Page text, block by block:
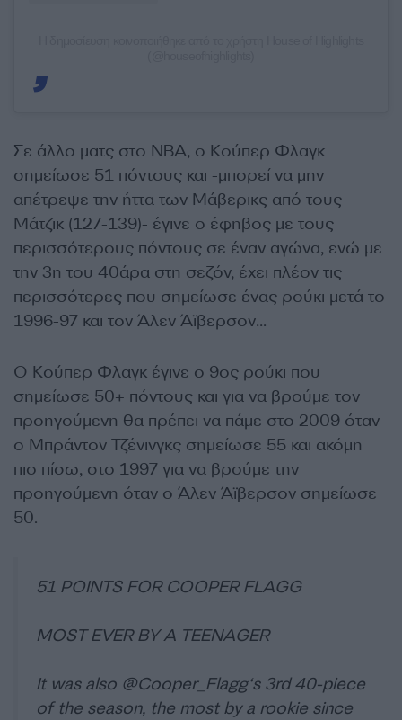
Σε άλλο ματς στο NBA, ο Κούπερ Φλαγκ
σημείωσε 51 πόντους και -μπορεί να μην
απέτρεψε την ήττα των Μάβερικς από τους
Μάτζικ (127-139)- έγινε ο έφηβος με τους
περισσότερους πόντους σε έναν αγώνα, ενώ με
την 3η του 40άρα στη σεζόν, έχει πλέον τις
περισσότερες που σημείωσε ένας ρούκι μετά το
1996-97 και τον Άλεν Άϊβερσον…
Ο Κούπερ Φλαγκ έγινε ο 9ος ρούκι που
σημείωσε 50+ πόντους και για να βρούμε τον
προηγούμενη θα πρέπει να πάμε στο 2009 όταν
ο Μπράντον Τζένινγκς σημείωσε 55 και ακόμη
πιο πίσω, στο 1997 για να βρούμε την
προηγούμενη όταν ο Άλεν Άϊβερσον σημείωσε
50.
51 POINTS FOR COOPER FLAGG
MOST EVER BY A TEENAGER
It was also @Cooper_Flagg‘s 3rd 40-piece
of the season, the most by a rookie since